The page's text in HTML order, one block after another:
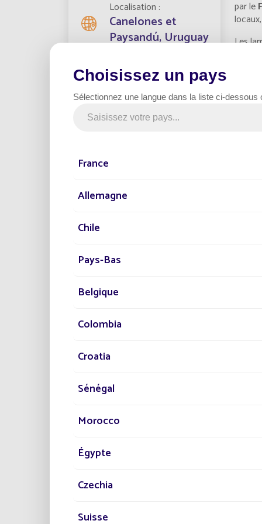
Localisation
Canelones et
Paysandú, Uruguay
Lampadaires installés
188
Gouvernement
par le
Les
Ces
de
est
Choisissez un pays
Sélectionnez une langue dans la liste ci-dessous
France
Allemagne
Chile
Pays-Bas
Belgique
Colombia
Croatia
Sénégal
Morocco
Égypte
Czechia
Suisse